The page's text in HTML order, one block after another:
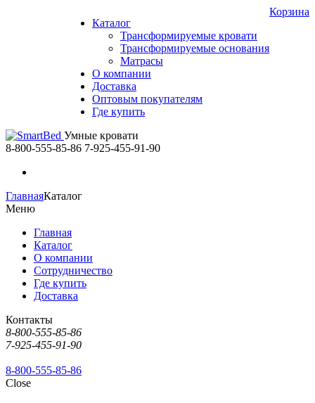
Каталог
Трансформируемые кровати
Трансформируемые основания
Матрасы
О компании
Доставка
Оптовым покупателям
Где купить
Корзина
Умные кровати
8-800-555-85-86 7-925-455-91-90
ГлавнаяКаталог
Меню
Главная
Каталог
О компании
Сотрудничество
Где купить
Доставка
Контакты
8-800-555-85-86
7-925-455-91-90
8-800-555-85-86
Close